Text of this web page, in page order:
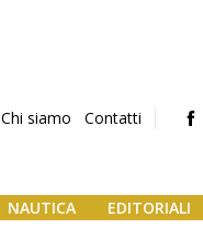
Chi siamo Contatti
NAUTICA EDITORIALI